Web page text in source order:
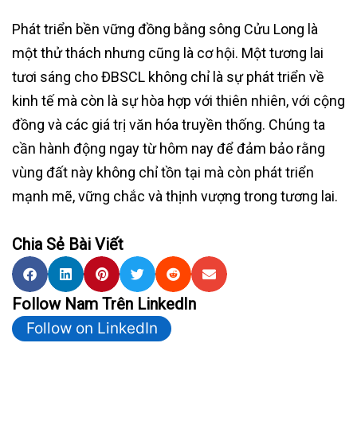
Phát triển bền vững đồng bằng sông Cửu Long là
một thử thách nhưng cũng là cơ hội. Một tương lai
tươi sáng cho ĐBSCL không chỉ là sự phát triển về
kinh tế mà còn là sự hòa hợp với thiên nhiên, với cộng
đồng và các giá trị văn hóa truyền thống. Chúng ta
cần hành động ngay từ hôm nay để đảm bảo rằng
vùng đất này không chỉ tồn tại mà còn phát triển
mạnh mẽ, vững chắc và thịnh vượng trong tương lai.
Chia Sẻ Bài Viết
Follow Nam Trên LinkedIn
Follow on LinkedIn